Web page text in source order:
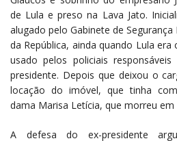
de Lula e preso na Lava Jato.
alugado pelo Gabinete de
da República, ainda quando Lula
usado pelos policiais
presidente. Depois que deixou o
locação do imóvel, que tinha
dama Marisa Letícia, que morreu em
A defesa do ex-presidente